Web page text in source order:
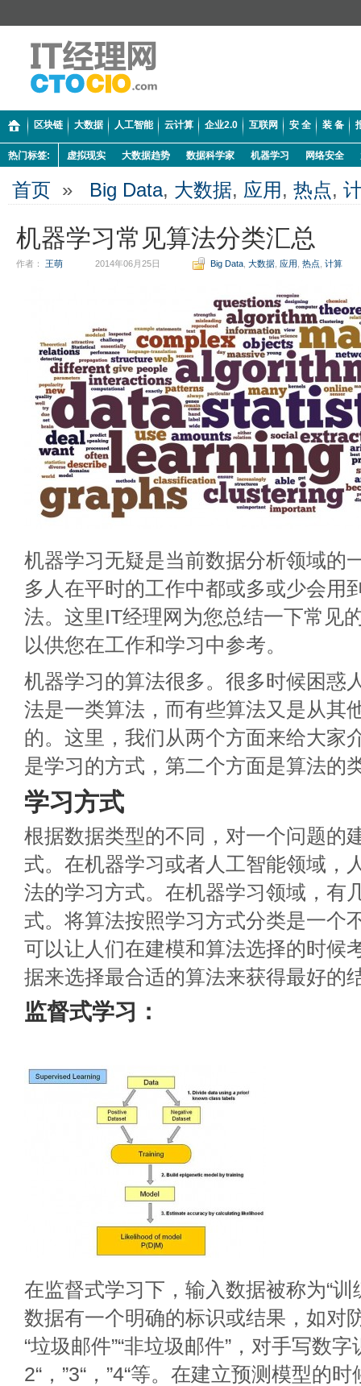
区块链 大数据 人工智能 云计算 企业2.0 互联网 安 全 装 备
热门标签: 虚拟现实 大数据趋势 数据科学家 机器学习 网络安全
首页 » Big Data, 大数据, 应用 , 热点,
机器学习常见算法分类汇总
作者： 王萌 2014年06月25日 Big Data 大数据 应用 热点 计算
机器学习无疑是当前数据分析领域的
多人在平时的工作中都或多或少会用
法。这里IT经理网为您总结一下常见
以供您在工作和学习中参考。
机器学习的算法很多。很多时候困惑
法是一类算法，而有些算法又是从其
的。这里，我们从两个方面来给大家
是学习的方式，第二个方面是算法的
学习方式
根据数据类型的不同，对一个问题的
式。在机器学习或者人工智能领域，
法的学习方式。在机器学习领域，有
式。将算法按照学习方式分类是一个
可以让人们在建模和算法选择的时候
据来选择最合适的算法来获得最好的
监督式学习：
在监督式学习下，输入数据被称为“训
数据有一个明确的标识或结果，如对
“垃圾邮件”“非垃圾邮件”，对手写数字
2“，”3“，”4“等。在建立预测模型的